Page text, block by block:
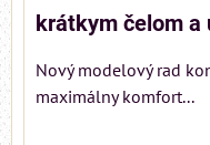
krátkym čelom
Nový modelový rad
maximálny komfort...